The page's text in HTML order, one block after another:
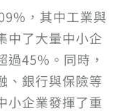
，其中工業與
中了大量中小企
過45%。同時，
、銀行與保險等
小企業發揮了重